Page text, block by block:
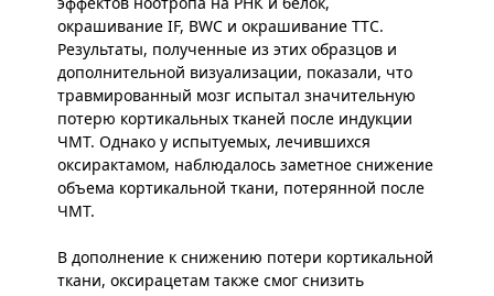
окрашивание IF, BWC и окрашивание TTC.
Результаты, полученные из этих образцов и
дополнительной визуализации, показали, что
травмированный мозг испытал значительную
потерю кортикальных тканей после индукции
ЧМТ. Однако у испытуемых, лечившихся
оксирактамом, наблюдалось заметное снижение
объема кортикальной ткани, потерянной после
ЧМТ.
В дополнение к снижению потери кортикальной
ткани, оксирацетам также смог снизить